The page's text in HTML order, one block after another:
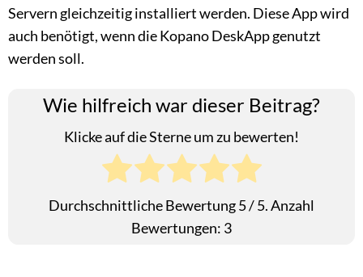
Servern gleichzeitig installiert werden. Diese App wird
auch benötigt, wenn die Kopano DeskApp genutzt
werden soll.
Wie hilfreich war dieser Beitrag?
Klicke auf die Sterne um zu bewerten!
Durchschnittliche Bewertung5/ 5. Anzahl
Bewertungen: 3